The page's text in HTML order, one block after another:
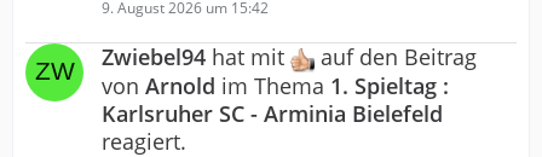
9. August 2026 um 15:42
Zwiebel94 hat mit
auf den Beitrag
von Arnold im Thema 1. Spieltag :
Karlsruher SC - Arminia Bielefeld
reagiert.